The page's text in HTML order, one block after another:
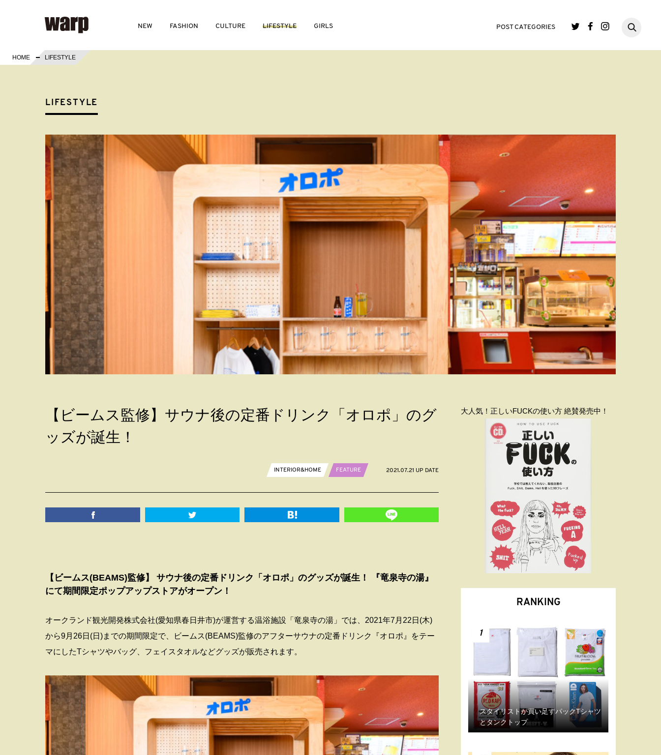
NEW FASHION CULTURE LIFESTYLE GIRLS POST CATEGORIES
HOME LIFESTYLE
LIFESTYLE
【ビームス監修】サウナ後の定番ドリンク「オロポ」のグ
ッズが誕生！
INTERIOR&HOME FEATURE 2021.07.21 UP DATE
【ビームス(BEAMS)監修】 サウナ後の定番ドリンク「オロポ」のグッズが誕生！ 『竜泉寺の湯』
にて期間限定ポップアップストアがオープン！
オークランド観光開発株式会社(愛知県春日井市)が運営する温浴施設「竜泉寺の湯」では、2021年7月22日(木)
から9月26日(日)までの期間限定で、ビームス(BEAMS)監修のアフターサウナの定番ドリンク『オロポ』をテー
マにしたTシャツやバッグ、フェイスタオルなどグッズが販売されます。
大人気！正しいFUCKの使い方 絶賛発売中！
RANKING
1
スタイリストが買い足すパックTシャツ
とタンクトップ